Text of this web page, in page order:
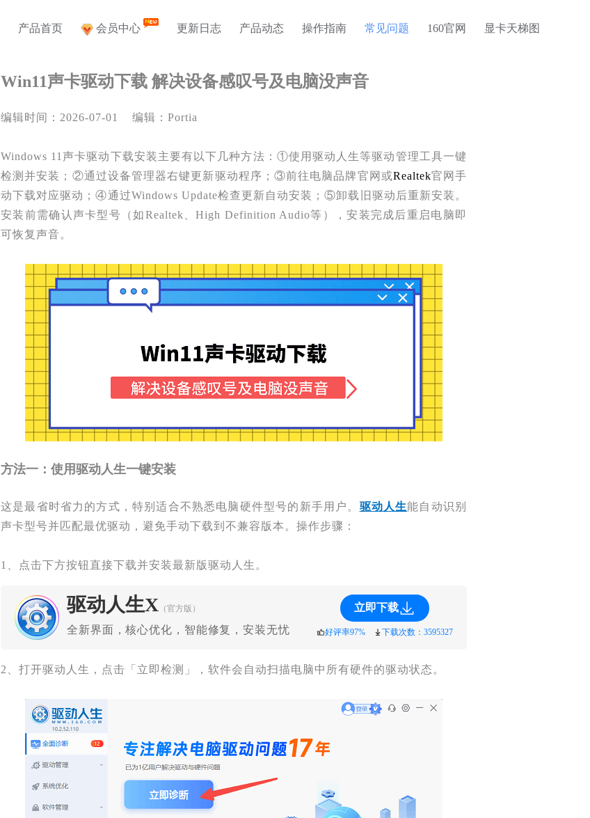
产品首页 会员中心 更新日志 产品动态 操作指南 常见问题 160官网 显卡天梯图
Win11声卡驱动下载 解决设备感叹号及电脑没声音
编辑时间：2026-07-01 编辑：Portia
Windows 11声卡驱动下载安装主要有以下几种方法：①使用驱动人生等驱动管理工具一键
检测并安装；②通过设备管理器右键更新驱动程序；③前往电脑品牌官网或Realtek官网手
动下载对应驱动；④通过Windows Update检查更新自动安装；⑤卸载旧驱动后重新安装。
安装前需确认声卡型号（如Realtek、High Definition Audio等），安装完成后重启电脑即
可恢复声音。
方法一：使用驱动人生一键安装
这是最省时省力的方式，特别适合不熟悉电脑硬件型号的新手用户。 驱动人生能自动识别
声卡型号并匹配最优驱动，避免手动下载到不兼容版本。操作步骤：
1、点击下方按钮直接下载并安装最新版驱动人生。
驱动人生X （官方版）
全新界面，核心优化，智能修复，安装无忧
立即下载
好评率97% 下载次数：3595327
2、打开驱动人生，点击「立即检测」，软件会自动扫描电脑中所有硬件的驱动状态。